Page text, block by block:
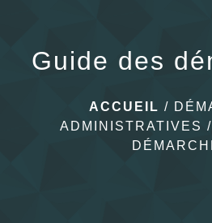
Guide des
ACCUEIL /
ADMINISTRATIVES /